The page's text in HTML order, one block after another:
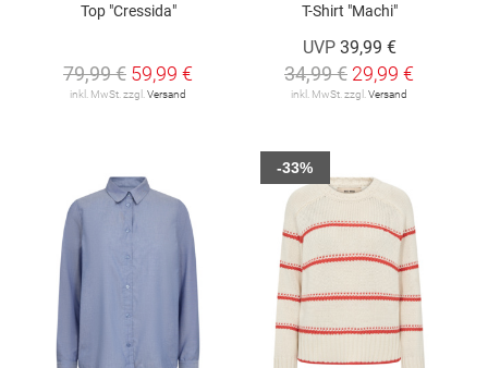
Top "Cressida"
79,99 € 59,99 €
inkl. MwSt. zzgl. Versand
T-Shirt "Machi"
UVP 39,99 €
34,99 € 29,99 €
inkl. MwSt. zzgl. Versand
-33%